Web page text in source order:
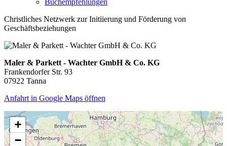
Buchempfehlungen
Christliches Netzwerk zur Initiierung und Förderung von
Geschäftsbeziehungen
Maler & Parkett - Wachter GmbH & Co. KG
Frankendorfer Str. 93
07922 Tanna
Anfahrt in Google Maps öffnen
+
−